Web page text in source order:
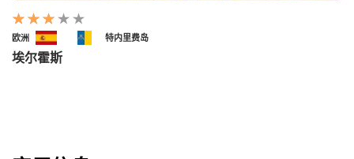
欧洲 特内里费岛
埃尔霍斯